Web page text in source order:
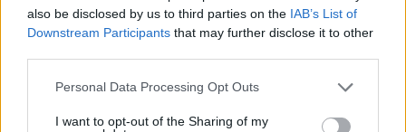
also be disclosed by us to third parties on the IAB’s List of
Downstream Participants that may further disclose it to other
Please note that this website/app uses one or more Google
not limited to your visit or usage behaviour. You may click to
Personal Data Processing Opt Outs
I want to opt-out of the Sharing of my